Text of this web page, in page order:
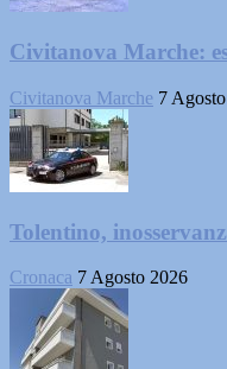
Civitanova Marche:
Civitanova Marche 7
Tolentino,
Cronaca 7 Agosto 2026